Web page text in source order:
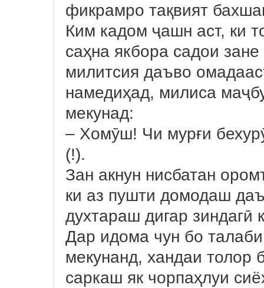
фикрамро тақвият
Ким кадом ҷашн аст, ки
саҳна якбора садои
милитсия даъво
намедиҳад, милиса
мекунад:
– Хомӯш! Чи мурғи
(!).
Зан акнун нисбатан
ки аз пушти домодаш
духтараш дигар зиндагӣ
Дар идома чун бо
мекунанд, хандаи толор
саркаш як чорпаҳлуи